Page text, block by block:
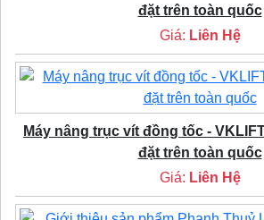
đặt trên toàn quốc
Giá: Liên Hệ
Máy nâng trục vít đồng tốc -
đặt trên toàn quốc
Giá: Liên Hệ